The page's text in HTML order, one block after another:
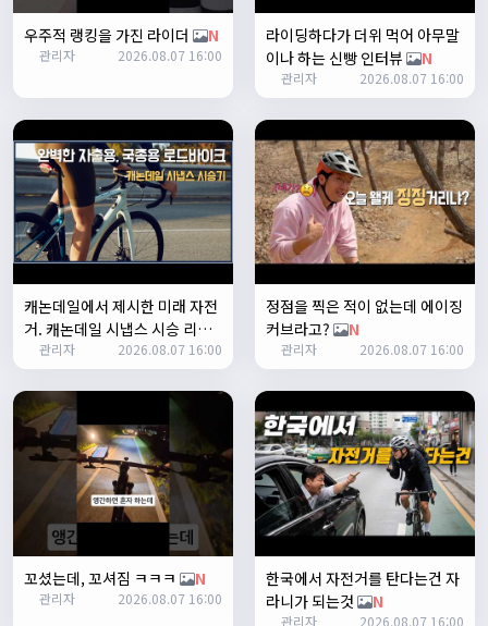
쏭박17:24:22
쏭박17:24:35
Leepi02:57:35
1
알루미 06:16:14
뇽
사이트 가입자수가 100명이 넘었습니다 :)
관리자 09:12:12
열심히타자
맛점하세요~
배과장12:48:20
반갑습니다 여러분 ^_^
배과장12:48:33
명절에도 열심히 맛있는 음식먹고 로라 타셔야지요 ㅎㅎ
1/24/2025
존명12:42:39
우주적 랭킹을 가진 라이더 N
관리자 2026.08.07 16:00
라이딩하다가 더위 먹어 아무말
이나 하는 신빵 인터뷰
N
관리자 2026.08.07 16:00
캐논데일에서 제시한 미래 자전
거. 캐논데일 시냅스 시승 리뷰
N
관리자 2026.08.07 16:00
정점을 찍은 적이 없는데 에이징
커브라고?
N
관리자 2026.08.07 16:00
꼬셨는데, 꼬셔짐 ㅋㅋㅋ N
관리자 2026.08.07 16:00
한국에서 자전거를 탄다는건 자
라니가 되는것
N
관리자 2026.08.07 16:00